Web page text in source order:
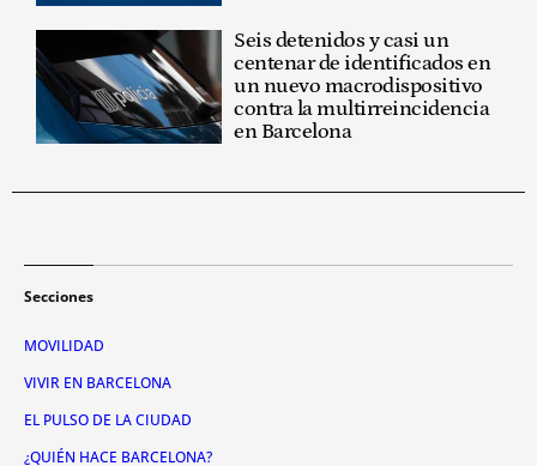
Seis detenidos y casi un
centenar de identificados en
un nuevo macrodispositivo
contra la multirreincidencia
en Barcelona
Secciones
MOVILIDAD
VIVIR EN BARCELONA
EL PULSO DE LA CIUDAD
¿QUIÉN HACE BARCELONA?